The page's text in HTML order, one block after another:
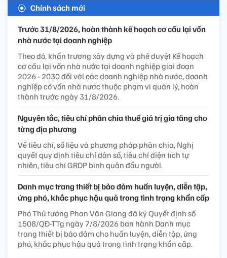
Chính sách mới
Trước 31/8/2026, hoàn thành kế hoạch cơ cấu lại vốn
nhà nước tại doanh nghiệp
Theo đó, khẩn trương xây dựng và phê duyệt Kế hoạch
cơ cấu lại vốn nhà nước tại doanh nghiệp giai đoạn
2026 - 2030 đối với các doanh nghiệp nhà nước, doanh
nghiệp có vốn nhà nước thuộc phạm vi quản lý, hoàn
thành trước ngày 31/8/2026.
Nguyên tắc, tiêu chí phân chia thuế giá trị gia tăng cho
từng địa phương
Về tiêu chí, số liệu và phương pháp phân chia, Nghị
quyết quy định tiêu chí dân số, tiêu chí diện tích tự
nhiên, tiêu chí GRDP bình quân đầu người.
Danh mục trang thiết bị bảo đảm huấn luyện, diễn tập,
ứng phó, khắc phục hậu quả trong tình trạng khẩn cấp
Phó Thủ tướng Phan Văn Giang đã ký Quyết định số
1508/QĐ-TTg ngày 7/8/2026 ban hành Danh mục
trang thiết bị bảo đảm cho huấn luyện, diễn tập, ứng
phó, khắc phục hậu quả trong tình trạng khẩn cấp.